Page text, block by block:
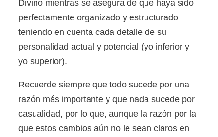
Divino mientras se asegura de que haya sido
perfectamente organizado y estructurado
teniendo en cuenta cada detalle de su
personalidad actual y potencial (yo inferior y
yo superior).
Recuerde siempre que todo sucede por una
razón más importante y que nada sucede por
casualidad, por lo que, aunque la razón por la
que estos cambios aún no le sean claros en